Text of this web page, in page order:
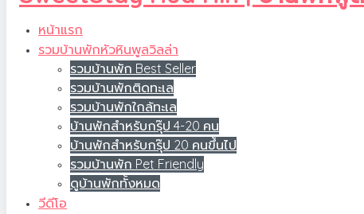
หน้าแรก
รวมบ้านพักหัวหินพูลวิลล่า
รวมบ้านพัก Best Seller
รวมบ้านพักติดทะเล
รวมบ้านพักใกล้ทะเล
บ้านพักสำหรับกรุ๊ป 4-20 คน
บ้านพักสำหรับกรุ๊ป 20 คนขึ้นไป
รวมบ้านพัก Pet Friendly
ดูบ้านพักทั้งหมด
วีดีโอ